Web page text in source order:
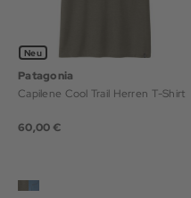
Neu
Patagonia
Capilene Cool Trail Herren T-Shirt
60,00 €